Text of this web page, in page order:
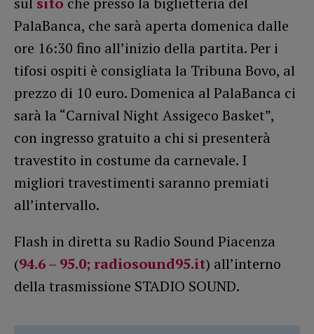
PalaBanca, che sarà aperta domenica dalle
ore 16:30 fino all’inizio della partita. Per i
tifosi ospiti è consigliata la Tribuna Bovo, al
prezzo di 10 euro. Domenica al PalaBanca ci
sarà la “Carnival Night Assigeco Basket”,
con ingresso gratuito a chi si presenterà
travestito in costume da carnevale. I
migliori travestimenti saranno premiati
all’intervallo.
Flash in diretta su Radio Sound Piacenza
(94.6 – 95.0; radiosound95.it) all’interno
della trasmissione STADIO SOUND.